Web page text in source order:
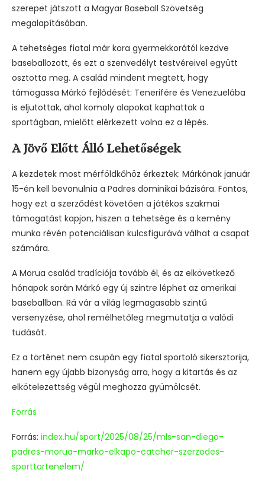
szerepet játszott a Magyar Baseball Szövetség
megalapításában.
A tehetséges fiatal már kora gyermekkorától kezdve
baseballozott, és ezt a szenvedélyt testvéreivel együtt
osztotta meg. A család mindent megtett, hogy
támogassa Márkó fejlődését: Tenerifére és Venezuelába
is eljutottak, ahol komoly alapokat kaphattak a
sportágban, mielőtt elérkezett volna ez a lépés.
A Jövő Előtt Álló Lehetőségek
A kezdetek most mérföldkőhöz érkeztek: Márkónak január
15-én kell bevonulnia a Padres dominikai bázisára. Fontos,
hogy ezt a szerződést követően a játékos szakmai
támogatást kapjon, hiszen a tehetsége és a kemény
munka révén potenciálisan kulcsfigurává válhat a csapat
számára.
A Morua család tradíciója tovább él, és az elkövetkező
hónapok során Márkó egy új szintre léphet az amerikai
baseballban. Rá vár a világ legmagasabb szintű
versenyzése, ahol remélhetőleg megmutatja a valódi
tudását.
Ez a történet nem csupán egy fiatal sportoló sikersztorija,
hanem egy újabb bizonyság arra, hogy a kitartás és az
elkötelezettség végül meghozza gyümölcsét.
Forrás
Forrás: index.hu/sport/2025/08/25/mls-san-diego-
padres-morua-marko-elkapo-catcher-szerzodes-
sporttortenelem/